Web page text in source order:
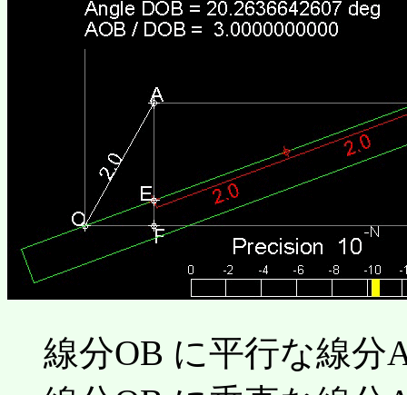
線分OB に平行な線分